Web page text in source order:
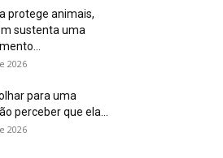
protege animais,
sustenta uma
2026
para uma
perceber que ela...
2026